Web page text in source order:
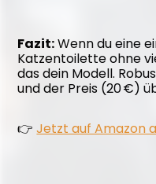
Fazit: Wenn du eine
Katzentoilette ohne
das dein Modell.
und der Preis (20 €)
👉 Jetzt auf Amazon